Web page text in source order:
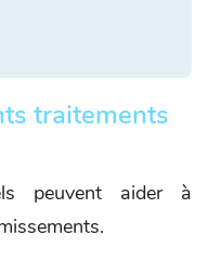
traitements
peuvent aider à